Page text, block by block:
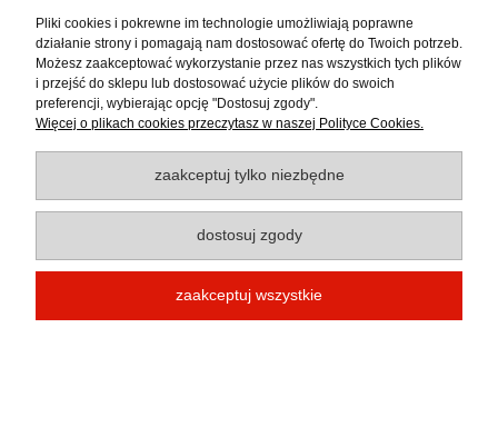
Pomoc
Moje konto
Płatności i dostawa
Informacje
Pliki cookies i pokrewne im technologie umożliwiają poprawne
działanie strony i pomagają nam dostosować ofertę do Twoich potrzeb.
Możesz zaakceptować wykorzystanie przez nas wszystkich tych plików
i przejść do sklepu lub dostosować użycie plików do swoich
preferencji, wybierając opcję "Dostosuj zgody".
Więcej o plikach cookies przeczytasz w naszej Polityce Cookies.
zaakceptuj tylko niezbędne
dostosuj zgody
zaakceptuj wszystkie